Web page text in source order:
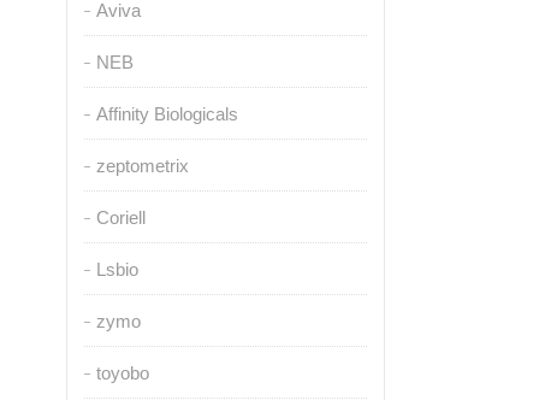
Aviva
NEB
Affinity Biologicals
zeptometrix
Coriell
Lsbio
zymo
toyobo